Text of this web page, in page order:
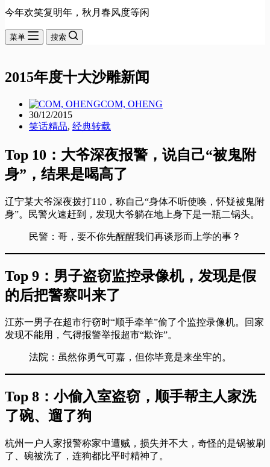
今年欢笑复明年，秋月春风度等闲
菜单 搜索
2015年度十大沙雕新闻
COM, OHENG
30/12/2015
笑话精品, 经典转载
Top 10：大爷深夜报警，说自己“被鬼附
身”，结果是喝高了
辽宁某大爷深夜拨打110，称自己“身体不听使唤，怀疑被鬼附
身”。民警火速赶到，发现大爷躺在地上身下是一瓶二锅头。
民警：哥，要不你先醒醒我们再谈形而上学的事？
Top 9：男子盗窃监控录像机，发现是假
的后把警察叫来了
江苏一男子在超市行窃时“顺手牵羊”偷了个监控录像机。回家
发现不能用，气得报警举报超市“欺诈”。
法院：虽然你勇气可嘉，但你毕竟是来坐牢的。
Top 8：小偷入室盗窃，顺手帮主人家洗
了碗、遛了狗
杭州一户人家报警称家中遭贼，损失并不大，奇怪的是锅被刷
了、碗被洗了，连狗都比平时精神了。